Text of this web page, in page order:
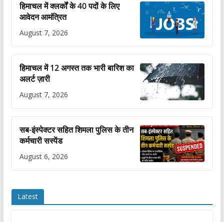
हिमाचल में क्लर्कों के 40 पदों के लिए
आवेदन आमंत्रित
August 7, 2026
हिमाचल में 12 अगस्त तक भारी बारिश का
अलर्ट ज़ारी
August 7, 2026
सब-इंस्पेक्टर सहित शिमला पुलिस के तीन
कर्मचारी सस्पेंड
August 6, 2026
Latest